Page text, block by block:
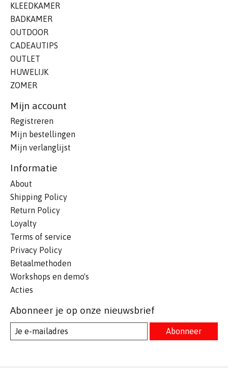
KLEEDKAMER
BADKAMER
OUTDOOR
CADEAUTIPS
OUTLET
HUWELIJK
ZOMER
Mijn account
Registreren
Mijn bestellingen
Mijn verlanglijst
Informatie
About
Shipping Policy
Return Policy
Loyalty
Terms of service
Privacy Policy
Betaalmethoden
Workshops en demo's
Acties
Abonneer je op onze nieuwsbrief
Abonneer